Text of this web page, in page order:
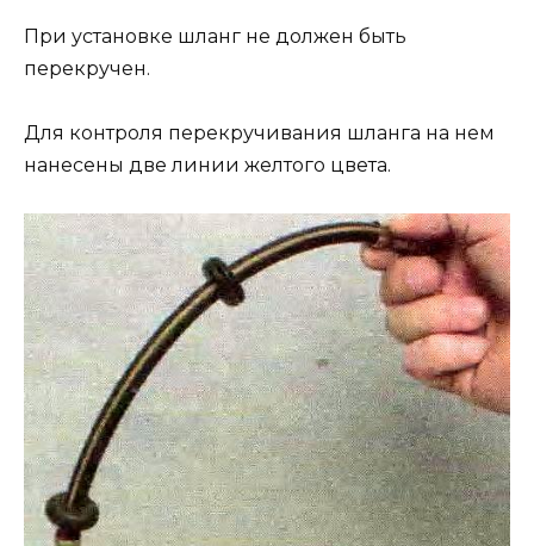
При установке шланг не должен быть
перекручен.
Для контроля перекручивания шланга на нем
нанесены две линии желтого цвета.